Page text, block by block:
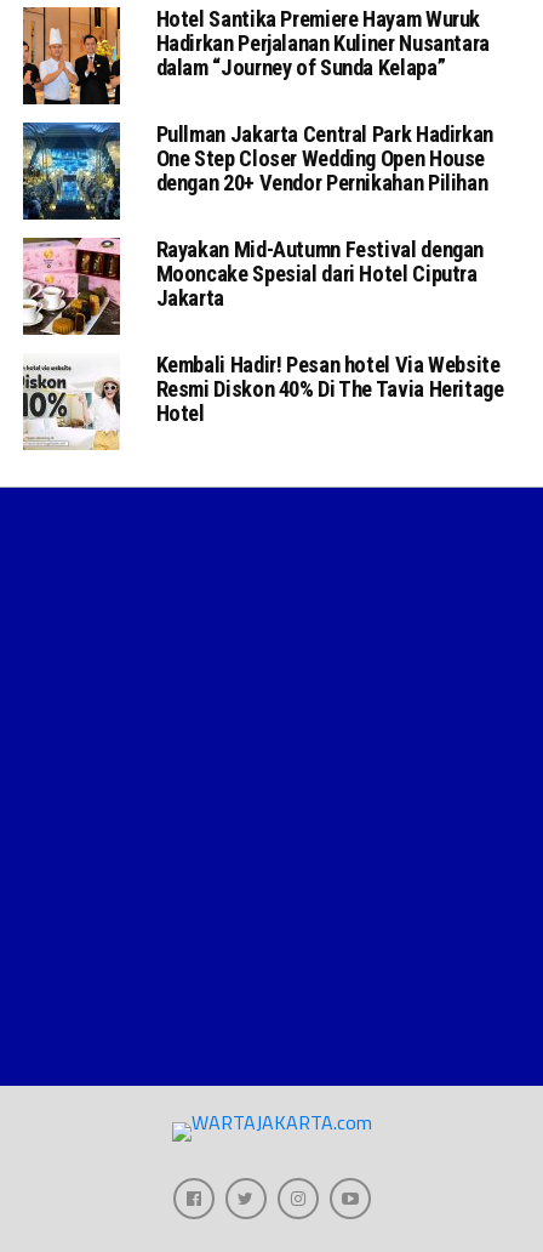
Hotel Santika Premiere Hayam Wuruk
Hadirkan Perjalanan Kuliner Nusantara
dalam “Journey of Sunda Kelapa”
Pullman Jakarta Central Park Hadirkan
One Step Closer Wedding Open House
dengan 20+ Vendor Pernikahan Pilihan
Rayakan Mid-Autumn Festival dengan
Mooncake Spesial dari Hotel Ciputra
Jakarta
Kembali Hadir! Pesan hotel Via Website
Resmi Diskon 40% Di The Tavia Heritage
Hotel